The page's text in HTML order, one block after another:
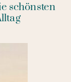
schönsten